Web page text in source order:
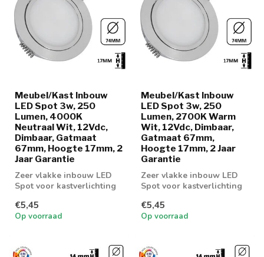
Meubel/Kast Inbouw
LED Spot 3w, 250
Lumen, 4000K
Neutraal Wit, 12Vdc,
Dimbaar, Gatmaat
67mm, Hoogte 17mm, 2
Jaar Garantie
Zeer vlakke inbouw LED
Spot voor kastverlichting
€5,45
Op voorraad
Meubel/Kast Inbouw
LED Spot 3w, 250
Lumen, 2700K Warm
Wit, 12Vdc, Dimbaar,
Gatmaat 67mm,
Hoogte 17mm, 2 Jaar
Garantie
Zeer vlakke inbouw LED
Spot voor kastverlichting
€5,45
Op voorraad